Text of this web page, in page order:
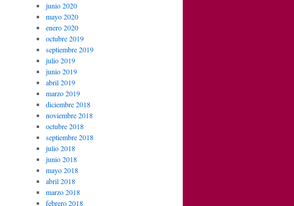
junio 2020
mayo 2020
enero 2020
octubre 2019
septiembre 2019
julio 2019
junio 2019
abril 2019
marzo 2019
diciembre 2018
noviembre 2018
octubre 2018
septiembre 2018
julio 2018
junio 2018
mayo 2018
abril 2018
marzo 2018
febrero 2018